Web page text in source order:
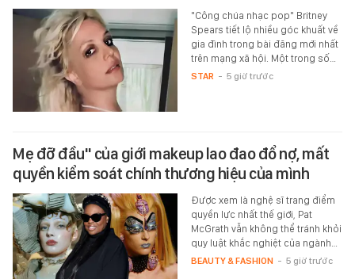
"Công chúa nhạc pop" Britney
Spears tiết lộ nhiều góc khuất về
gia đình trong bài đăng mới nhất
trên mạng xã hội. Một trong số…
STAR - 5 giờ trước
Mẹ đỡ đầu" của giới makeup lao đao đổ nợ, mất
quyền kiểm soát chính thương hiệu của mình
Được xem là nghệ sĩ trang điểm
quyền lực nhất thế giới, Pat
McGrath vẫn không thể tránh khỏi
quy luật khắc nghiệt của ngành…
BEAUTY & FASHION - 5 giờ trước